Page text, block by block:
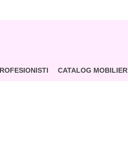
CATALOG MOBILIER